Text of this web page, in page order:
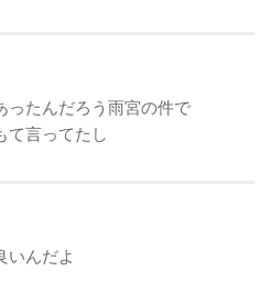
ったんだろう雨宮の件で
て言ってたし
いんだよ